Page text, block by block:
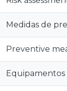
Medidas de
Preventive
Equipamentos